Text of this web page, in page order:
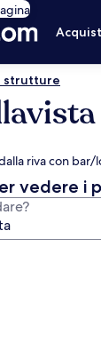
strutture
riva con
vedere i